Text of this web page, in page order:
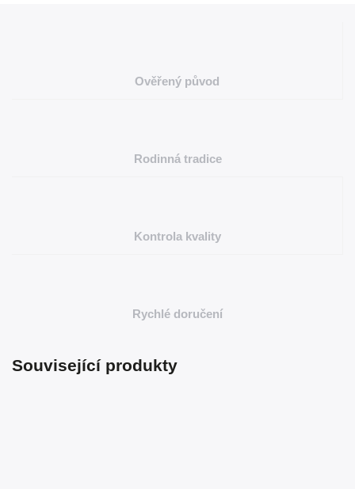
Ověřený původ
Rodinná tradice
Kontrola kvality
Rychlé doručení
Související produkty